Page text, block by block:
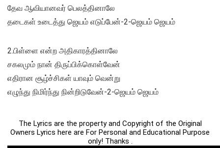
தேவ ஆவியானவர் பெலத்தினாலே
தடைகள் உடைத்து ஜெயம் எடுப்பேன்-2-ஜெயம் ஜெயம்
2.பிள்ளை என்ற அதிகாரத்தினாலே
சகலமும் நான் திருப்பிக்கொள்வேன்
எதிரான சூழ்ச்சிகள் யாவும் வென்று
எழுந்து நிமிர்ந்து நின்றிடுவேன்-2-ஜெயம் ஜெயம்
The Lyrics are the property and Copyright of the Original
Owners Lyrics here are For Personal and Educational Purpose
only! Thanks .